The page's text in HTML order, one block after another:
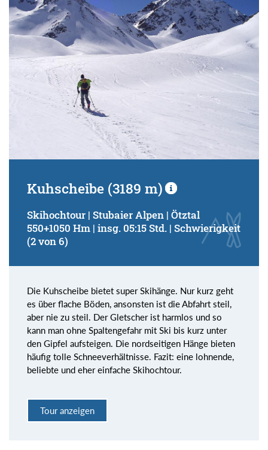
von
bis
Kondition (Tourdauer):
von
bis
Suchbegriff:
Kuhscheibe (3189 m)
Skihochtour | Stubaier Alpen | Ötztal
550+1050 Hm | insg. 05:15 Std. | Schwierigkeit
(2 von 6)
Die Kuhscheibe bietet super Skihänge. Nur kurz geht
es über flache Böden, ansonsten ist die Abfahrt steil,
aber nie zu steil. Der Gletscher ist harmlos und so
kann man ohne Spaltengefahr mit Ski bis kurz unter
den Gipfel aufsteigen. Die nordseitigen Hänge bieten
häufig tolle Schneeverhältnisse. Fazit: eine lohnende,
beliebte und eher einfache Skihochtour.
Tour anzeigen